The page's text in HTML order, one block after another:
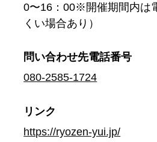
0〜16：00※開催期間内は
くい場合あり）
問い合わせ先電話番号
080-2585-1724
リンク
https://ryozen-yui.jp/